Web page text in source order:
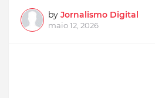
by Jornalismo Digital
maio 12, 2026